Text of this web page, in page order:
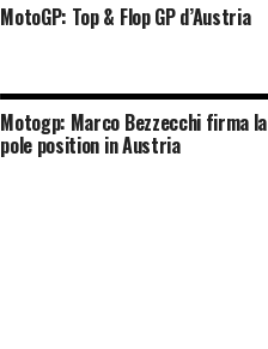
MotoGP: Top & Flop GP d’Austria
Motogp: Marco Bezzecchi firma la
pole position in Austria